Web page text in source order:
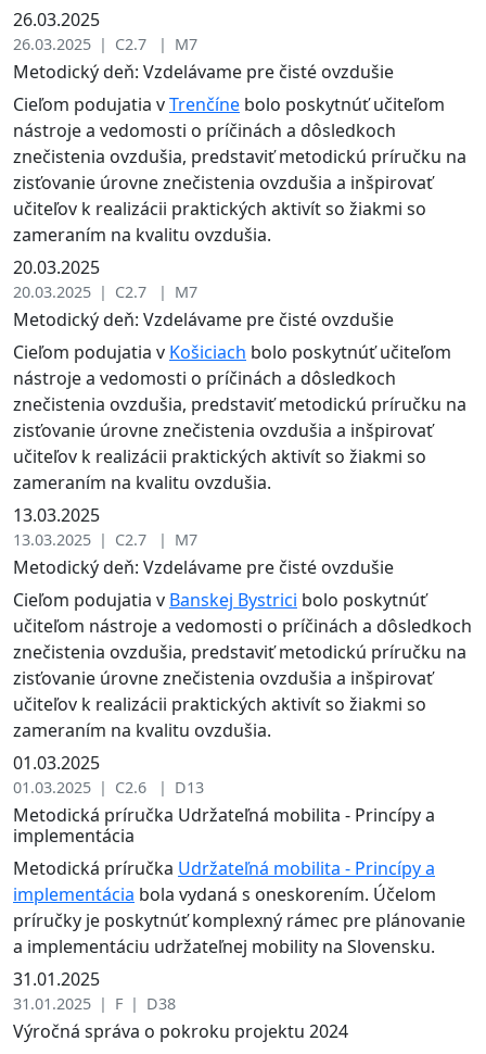
26.03.2025
26.03.2025 | C2.7 | M7
Metodický deň: Vzdelávame pre čisté ovzdušie
Cieľom podujatia vTrenčíne bolo poskytnúť učiteľom
nástroje a vedomosti o príčinách a dôsledkoch
znečistenia ovzdušia, predstaviť metodickú príručku na
zisťovanie úrovne znečistenia ovzdušia a inšpirovať
učiteľov k realizácii praktických aktivít so žiakmi so
zameraním na kvalitu ovzdušia.
20.03.2025
20.03.2025 | C2.7 | M7
Metodický deň: Vzdelávame pre čisté ovzdušie
Cieľom podujatia v Košiciach bolo poskytnúť učiteľom
nástroje a vedomosti o príčinách a dôsledkoch
znečistenia ovzdušia, predstaviť metodickú príručku na
zisťovanie úrovne znečistenia ovzdušia a inšpirovať
učiteľov k realizácii praktických aktivít so žiakmi so
zameraním na kvalitu ovzdušia.
13.03.2025
13.03.2025 | C2.7 | M7
Metodický deň: Vzdelávame pre čisté ovzdušie
Cieľom podujatia v Banskej Bystrici bolo poskytnúť
učiteľom nástroje a vedomosti o príčinách a dôsledkoch
znečistenia ovzdušia, predstaviť metodickú príručku na
zisťovanie úrovne znečistenia ovzdušia a inšpirovať
učiteľov k realizácii praktických aktivít so žiakmi so
zameraním na kvalitu ovzdušia.
01.03.2025
01.03.2025 | C2.6 | D13
Metodická príručka Udržateľná mobilita - Princípy a
implementácia
Metodická príručka Udržateľná mobilita - Princípy a
implementácia bola vydaná s oneskorením. Účelom
príručky je poskytnúť komplexný rámec pre plánovanie
a implementáciu udržateľnej mobility na Slovensku.
31.01.2025
31.01.2025 | F | D38
Výročná správa o pokroku projektu 2024